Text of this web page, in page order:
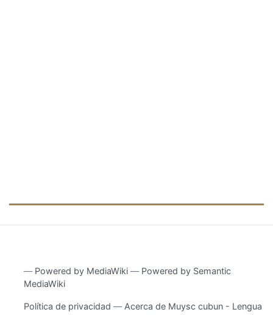
― Powered by MediaWiki ― Powered by Semantic
MediaWiki
Política de privacidad
Acerca de Muysc cubun - Lengua